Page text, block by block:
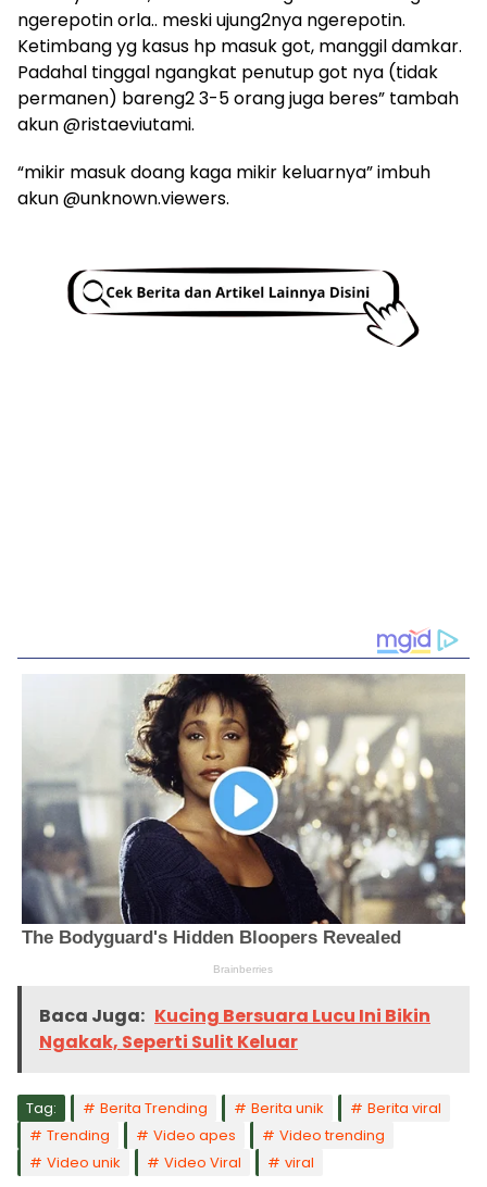
ngerepotin orla.. meski ujung2nya ngerepotin.
Ketimbang yg kasus hp masuk got, manggil damkar.
Padahal tinggal ngangkat penutup got nya (tidak
permanen) bareng2 3-5 orang juga beres” tambah
akun @ristaeviutami.
“mikir masuk doang kaga mikir keluarnya” imbuh
akun @unknown.viewers.
Baca Juga: Kucing Bersuara Lucu Ini Bikin
Ngakak, Seperti Sulit Keluar
Tag: Berita Trending Berita unik
Berita viral
Trending
Video apes
Video trending
Video unik
Video Viral viral